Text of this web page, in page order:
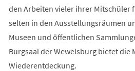
den Arbeiten vieler ihrer Mitschüler
selten in den Ausstellungsräumen
Museen und öffentlichen
Burgsaal der Wewelsburg bietet die
Wiederentdeckung.